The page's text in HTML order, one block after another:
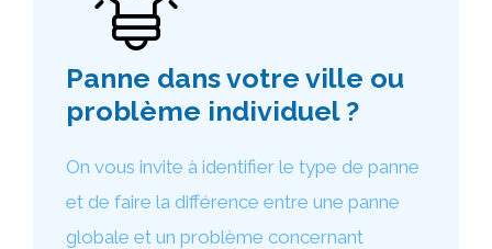
Panne dans votre ville ou
problème individuel ?
On vous invite à identifier le type de panne
et de faire la différence entre une panne
globale et un problème concernant